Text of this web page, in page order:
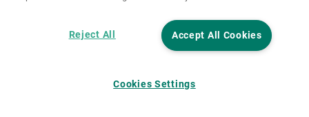
baserad på en relevant rättslig grund.
Automatiserat individuellt beslutsfattande, inbegripet profilering
Databehandling på vår Facebooksida
Accept All Cookies
Reject All
Cookies Settings